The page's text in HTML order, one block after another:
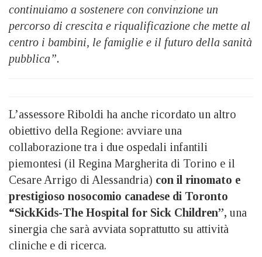
continuiamo a sostenere con convinzione un
percorso di crescita e riqualificazione che mette al
centro i bambini, le famiglie e il futuro della sanità
pubblica”.
L’assessore Riboldi ha anche ricordato un altro
obiettivo della Regione: avviare una
collaborazione tra i due ospedali infantili
piemontesi (il Regina Margherita di Torino e il
Cesare Arrigo di Alessandria) con il rinomato e
prestigioso nosocomio canadese di Toronto
“SickKids-The Hospital for Sick Children”, una
sinergia che sarà avviata soprattutto su attività
cliniche e di ricerca.